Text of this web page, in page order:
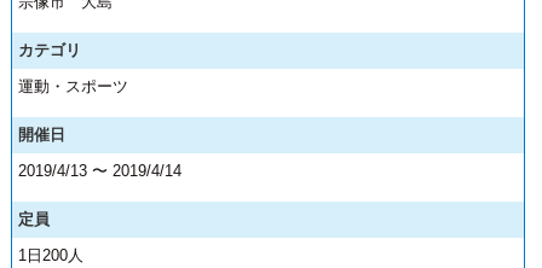
カテゴリ
運動・スポーツ
開催日
2019/4/13 〜 2019/4/14
定員
1日200人